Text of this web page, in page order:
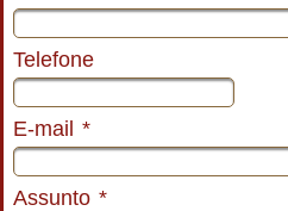
Telefone
E-mail *
Assunto *